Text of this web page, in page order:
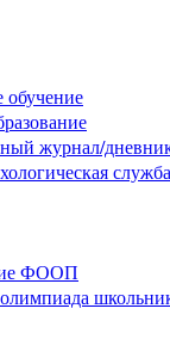
обучение
журнал/
служба
ФООП